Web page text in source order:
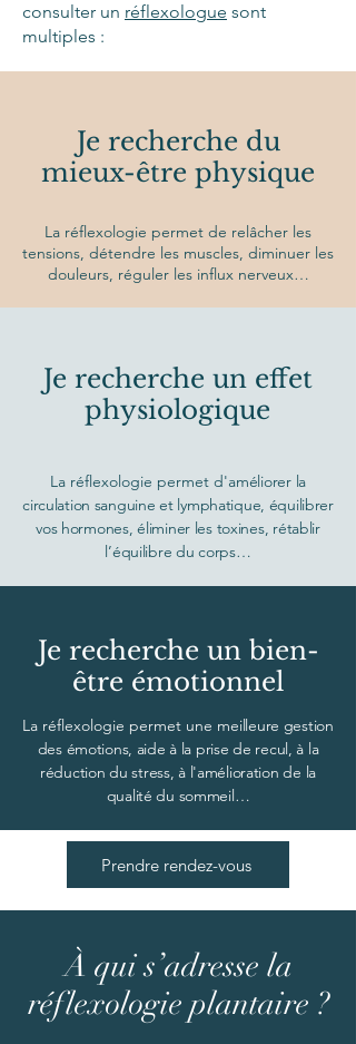
consulter un réflexologue sont
multiples :
Je recherche du
mieux-être physique
La réflexologie permet de relâcher les
tensions, détendre les muscles, diminuer les
douleurs, réguler les influx nerveux…
Je recherche un effet
physiologique
La réflexologie permet d'améliorer la
circulation sanguine et lymphatique, équilibrer
vos hormones, éliminer les toxines, rétablir
l’équilibre du corps…
Je recherche un bien-
être émotionnel
La réflexologie permet une meilleure gestion
des émotions, aide à la prise de recul, à la
réduction du stress, à l'amélioration de la
qualité du sommeil…
Prendre rendez-vous
À qui s’adresse la
réflexologie plantaire ?